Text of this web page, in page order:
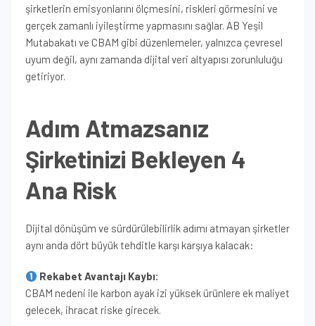
şirketlerin emisyonlarını ölçmesini, riskleri görmesini ve
gerçek zamanlı iyileştirme yapmasını sağlar. AB Yeşil
Mutabakatı ve CBAM gibi düzenlemeler, yalnızca çevresel
uyum değil, aynı zamanda dijital veri altyapısı zorunluluğu
getiriyor.
Adım Atmazsanız
Şirketinizi Bekleyen 4
Ana Risk
Dijital dönüşüm ve sürdürülebilirlik adımı atmayan şirketler
aynı anda dört büyük tehditle karşı karşıya kalacak:
Rekabet Avantajı Kaybı:
CBAM nedeni ile karbon ayak izi yüksek ürünlere ek maliyet
gelecek, ihracat riske girecek.